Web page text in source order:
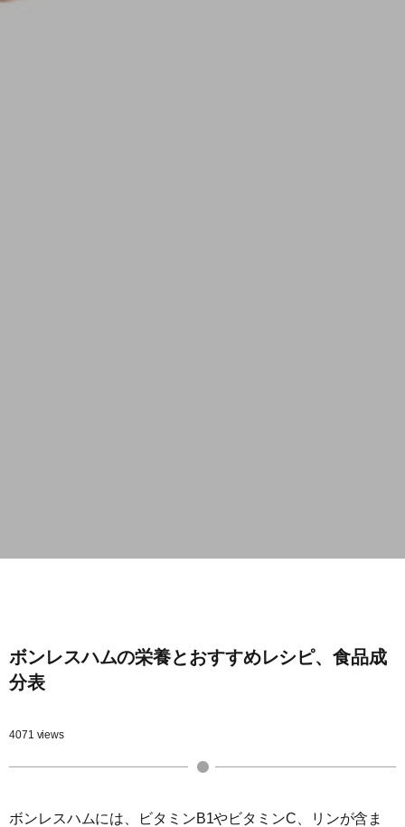
ボンレスハムの栄養とおすすめレシピ、食品成
分表
4071 views
ボンレスハムには、ビタミンB1やビタミンC、リンが含ま